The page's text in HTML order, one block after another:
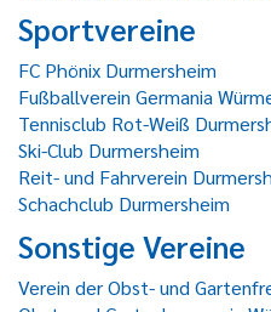
Sportvereine
FC Phönix Durmersheim
Fußballverein Germania
Tennisclub Rot-Weiß
Ski-Club Durmersheim
Reit- und Fahrverein
Schachclub Durmersheim
Sonstige Vereine
Verein der Obst- und